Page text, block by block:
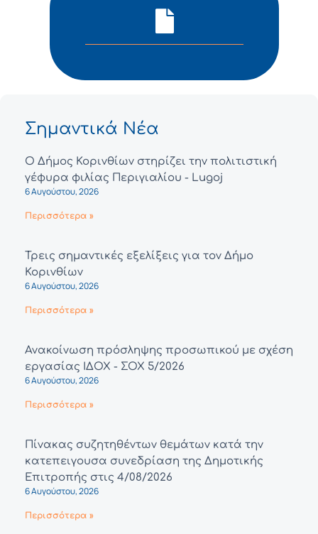
Σημαντικά Νέα
Ο Δήμος Κορινθίων στηρίζει την πολιτιστική
γέφυρα φιλίας Περιγιαλίου - Lugoj
6 Αυγούστου, 2026
Περισσότερα »
Τρεις σημαντικές εξελίξεις για τον Δήμο
Κορινθίων
6 Αυγούστου, 2026
Περισσότερα »
Ανακοίνωση πρόσληψης προσωπικού με σχέση
εργασίας ΙΔΟΧ - ΣΟΧ 5/2026
6 Αυγούστου, 2026
Περισσότερα »
Πίνακας συζητηθέντων θεμάτων κατά την
κατεπειγουσα συνεδρίαση της Δημοτικής
Επιτροπής στις 4/08/2026
6 Αυγούστου, 2026
Περισσότερα »